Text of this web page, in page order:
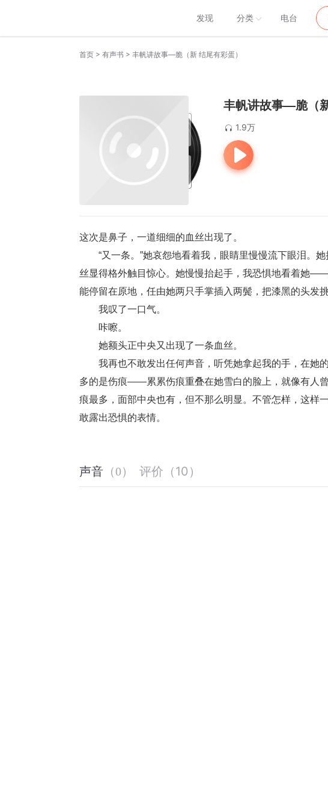
发现 分类 电台
首页 > 有声书 > 丰帆讲故事—脆（新 结尾有彩蛋）
丰帆讲故事—脆（
1.9万
这次是鼻子，一道细细的血丝出现了。
“又一条。”她哀怨地看着我， 眼睛里慢慢流下眼泪。
丝显得格外触目惊心。她慢慢抬起手，我恐惧地看着她
能停留在原地，任由她两只手掌插入两鬓，把漆黑的头发
我叹了一口气。
咔嚓。
她额头正中央又出现了一条血丝。
我再也不敢发出任何声音，听凭她拿起我的手，在她
多的是伤痕——累累伤痕重叠在她雪白的脸上，就像有人
痕最多，面部中央也有，但不那么明显。不管怎样，这样
敢露出恐惧的表情。
声音 （0） 评价 （10 ）